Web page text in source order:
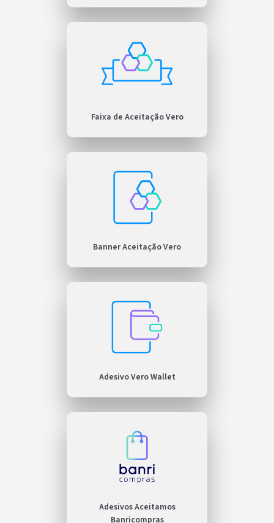
Faixa de Aceitação Vero
Banner Aceitação Vero
Adesivo Vero Wallet
Adesivos Aceitamos
Banricompras